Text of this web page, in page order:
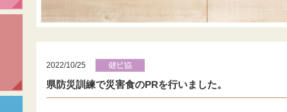
2022/10/25
県防災訓練で災害食のPRを行いました。